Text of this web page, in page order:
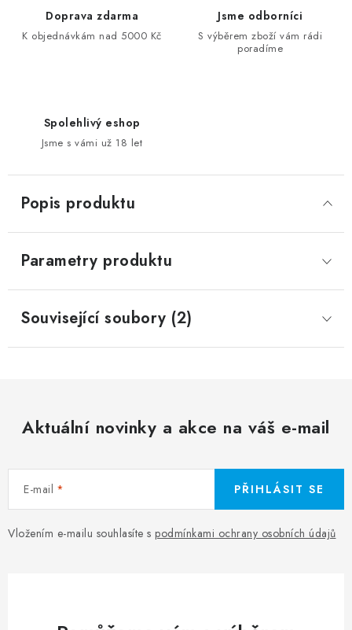
Doprava zdarma
K objednávkám nad 5000 Kč
Jsme odborníci
S výběrem zboží vám rádi
poradíme
Spolehlivý eshop
Jsme s vámi už 18 let
Popis produktu
Parametry produktu
Související soubory (2)
Aktuální novinky a akce na váš e-mail
E-mail
Vložením e-mailu souhlasíte s podmínkami ochrany osobních údajů
PŘIHLÁSIT SE